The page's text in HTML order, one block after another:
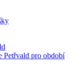
Petřvald pro období